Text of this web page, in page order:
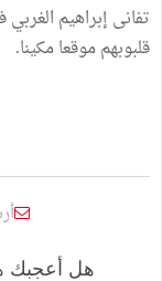
تفانى إبراهيم
قلبوبهم موقعا مكينا.
هل أعجبك